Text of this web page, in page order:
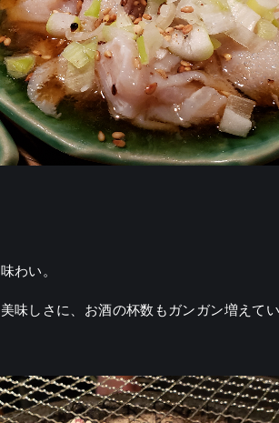
わい。
味しさに、お酒の杯数もガンガン増えてい